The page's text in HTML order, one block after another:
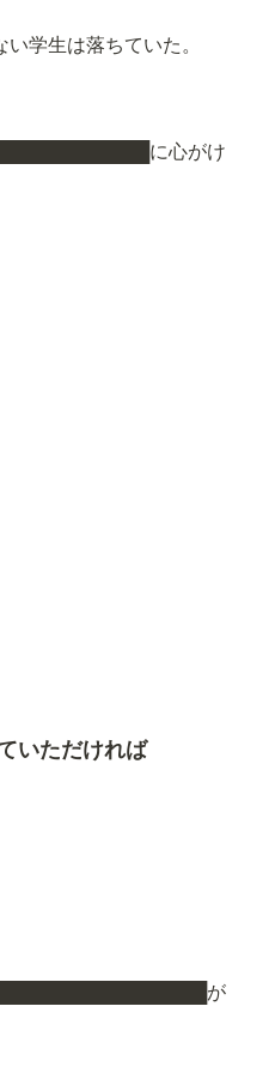
学生は落ちていた。
に心がけ
いただければ
████████████████が